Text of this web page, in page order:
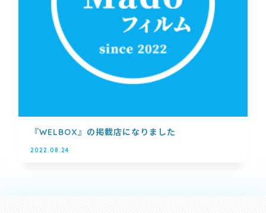
『WELBOX』の掲載店になりました
2022.08.24